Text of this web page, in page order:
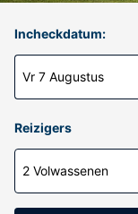
Incheckdatum:
Vr 7 Augustus
Reizigers
2 Volwassenen